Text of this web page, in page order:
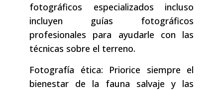
fotográficos especializados incluso
incluyen guías fotográficos
profesionales para ayudarle con las
técnicas sobre el terreno.
Fotografía ética: Priorice siempre el
bienestar de la fauna salvaje y las